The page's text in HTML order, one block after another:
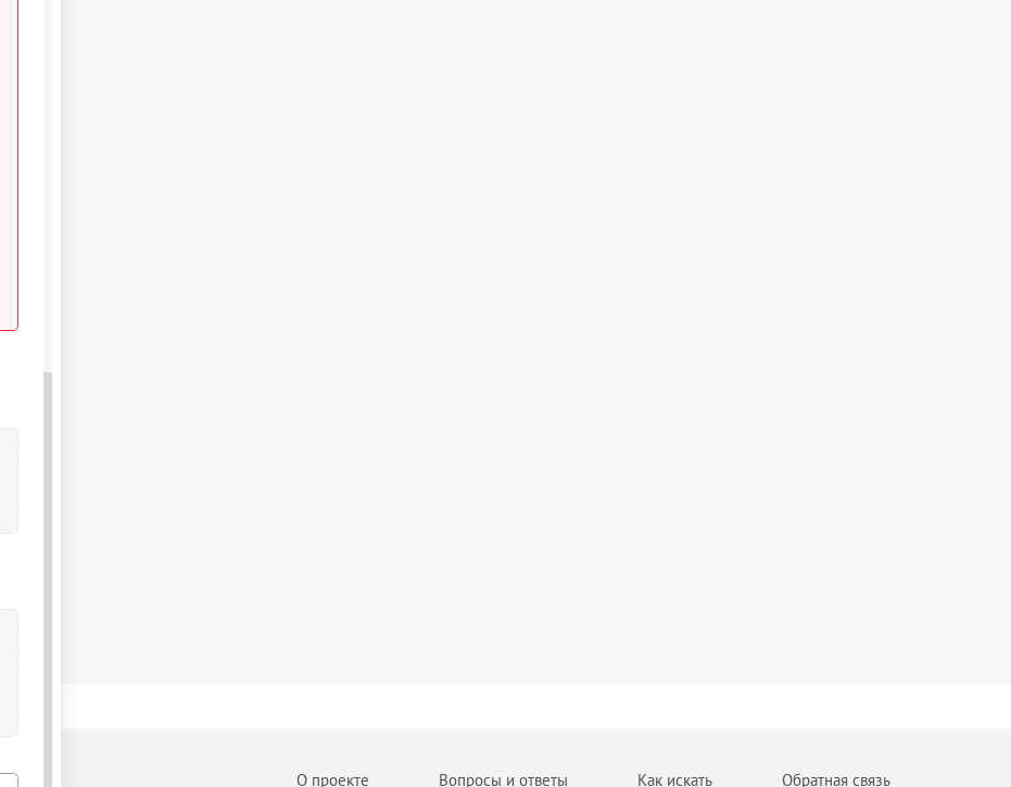
О проекте Вопросы и ответы Как искать Обратная связь